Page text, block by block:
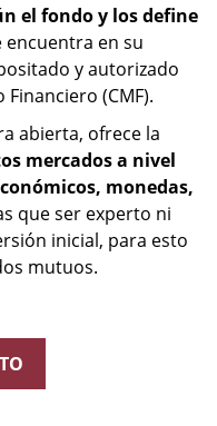
el fondo y los define
encuentra en su
y autorizado
(CMF).
abierta, ofrece la
mercados a nivel
monedas,
que ser experto ni
inicial, para esto
mutuos.